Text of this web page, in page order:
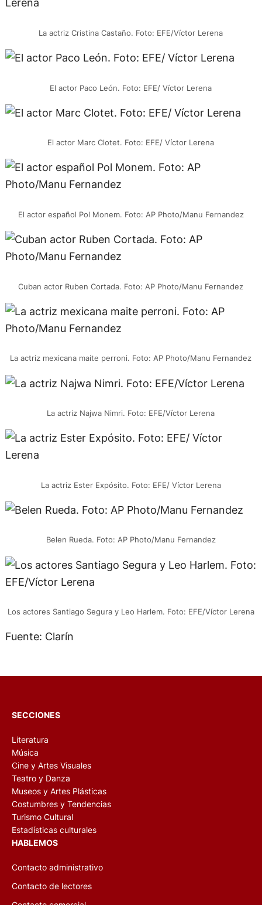
La actriz Cristina Castaño. Foto: EFE/Víctor Lerena
El actor Paco León. Foto: EFE/ Víctor Lerena
El actor Marc Clotet. Foto: EFE/ Víctor Lerena
El actor español Pol Monem. Foto: AP Photo/Manu Fernandez
Cuban actor Ruben Cortada. Foto: AP Photo/Manu Fernandez
La actriz mexicana maite perroni. Foto: AP Photo/Manu Fernandez
La actriz Najwa Nimri. Foto: EFE/Víctor Lerena
La actriz Ester Expósito. Foto: EFE/ Víctor Lerena
Belen Rueda. Foto: AP Photo/Manu Fernandez
Los actores Santiago Segura y Leo Harlem. Foto: EFE/Víctor Lerena
Fuente: Clarín
SECCIONES
Literatura
Música
Cine y Artes Visuales
Teatro y Danza
Museos y Artes Plásticas
Costumbres y Tendencias
Turismo Cultural
Estadísticas culturales
HABLEMOS
Contacto administrativo
Contacto de lectores